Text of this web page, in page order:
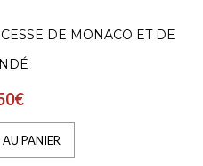
DE MONACO ET DE
PANIER